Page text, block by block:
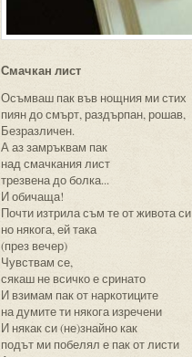
Смачкан лист
Осъмваш пак във нощния ми стих
пиян до смърт, раздърпан, рошав,
Безразличен.
А аз замръквам пак
над смачкания лист
трезвена до болка...
И обичаща!
Почти изтрила съм те от живота си
но някога, ей така
(през вечер)
Чувствам се,
сякаш не всичко е сринато
И взимам пак от наркотиците
на думите ти някога изречени
И някак си (не)знайно как
подът ми побелял е пак от листи